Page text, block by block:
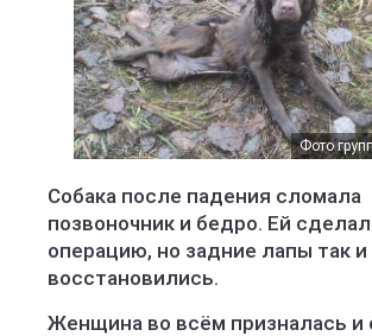
Фото
Собака после падения сломала
позвоночник и бедро. Ей
операцию, но задние лапы так и
восстановились.
Женщина во всём призналась и